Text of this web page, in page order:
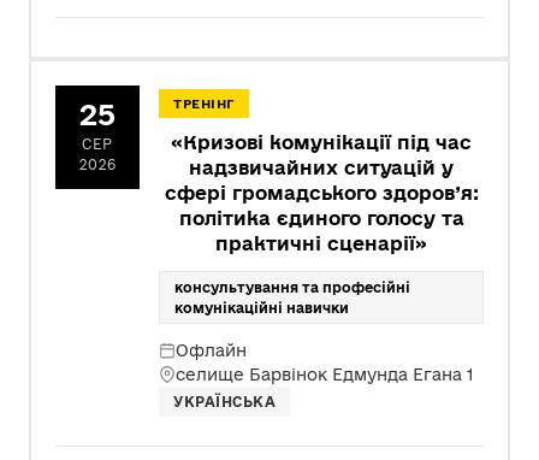
25
СЕР
2026
ТРЕНІНГ
«Кризові комунікації під час
надзвичайних ситуацій у
сфері громадського здоров’я:
політика єдиного голосу та
практичні сценарії»
консультування та професійні
комунікаційні навички
Офлайн
селище Барвінок Едмунда Егана 1
УКРАЇНСЬКА